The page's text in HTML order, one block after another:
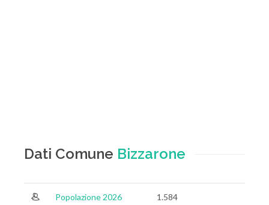
Dati Comune Bizzarone
Popolazione 2026 1.584